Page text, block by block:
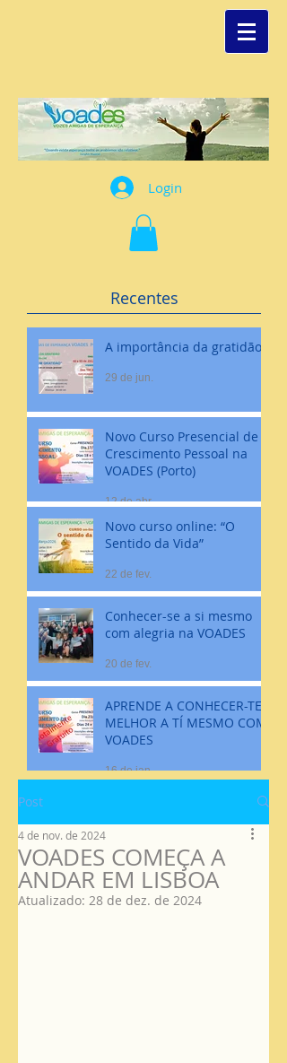
Login
Recentes
A importância da gratidão
29 de jun.
Novo Curso Presencial de
Crescimento Pessoal na
VOADES (Porto)
12 de abr.
Novo curso online: “O
Sentido da Vida”
22 de fev.
Conhecer-se a si mesmo
com alegria na VOADES
20 de fev.
APRENDE A CONHECER-TE
MELHOR A TÍ MESMO COM
VOADES
16 de jan.
Post
VOADES COMEÇA A
ANDAR EM LISBOA
4 de nov. de 2024
Atualizado: 28 de dez. de 2024